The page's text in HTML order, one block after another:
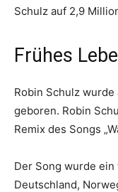
Schulz auf 2,9
Frühes
Robin Schulz
geboren. Robin
Remix des Songs
Der Song wurde
Deutschland,